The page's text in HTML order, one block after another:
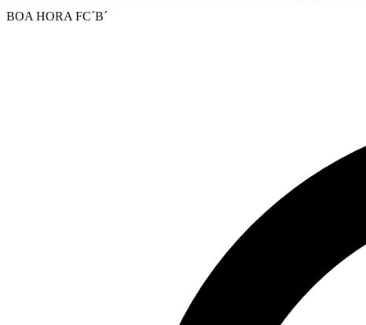
BOA HORA FC´B´